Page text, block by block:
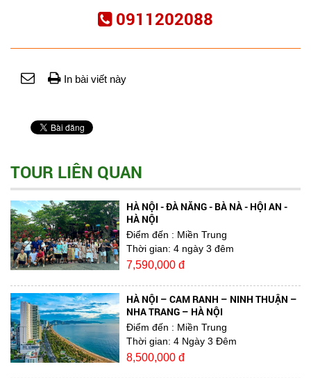
0911202088
In bài viết này
TOUR LIÊN QUAN
HÀ NỘI - ĐÀ NẴNG - BÀ NÀ - HỘI AN -
HÀ NỘI
Điểm đến : Miền Trung
Thời gian: 4 ngày 3 đêm
7,590,000 đ
HÀ NỘI – CAM RANH – NINH THUẬN –
NHA TRANG – HÀ NỘI
Điểm đến : Miền Trung
Thời gian: 4 Ngày 3 Đêm
8,500,000 đ